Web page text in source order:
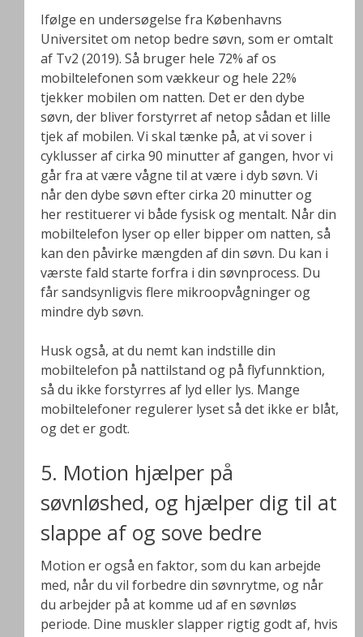
Ifølge en undersøgelse fra Københavns
Universitet om netop bedre søvn, som er omtalt
af Tv2 (2019). Så bruger hele 72% af os
mobiltelefonen som vækkeur og hele 22%
tjekker mobilen om natten. Det er den dybe
søvn, der bliver forstyrret af netop sådan et lille
tjek af mobilen. Vi skal tænke på, at vi sover i
cyklusser af cirka 90 minutter af gangen, hvor vi
går fra at være vågne til at være i dyb søvn. Vi
når den dybe søvn efter cirka 20 minutter og
her restituerer vi både fysisk og mentalt. Når din
mobiltelefon lyser op eller bipper om natten, så
kan den påvirke mængden af din søvn. Du kan i
værste fald starte forfra i din søvnprocess. Du
får sandsynligvis flere mikroopvågninger og
mindre dyb søvn.
Husk også, at du nemt kan indstille din
mobiltelefon på nattilstand og på flyfunnktion,
så du ikke forstyrres af lyd eller lys. Mange
mobiltelefoner regulerer lyset så det ikke er blåt,
og det er godt.
5. Motion hjælper på
søvnløshed, og hjælper dig til at
slappe af og sove bedre
Motion er også en faktor, som du kan arbejde
med, når du vil forbedre din søvnrytme, og når
du arbejder på at komme ud af en søvnløs
periode. Dine muskler slapper rigtig godt af, hvis